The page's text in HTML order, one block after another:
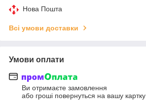
Нова Пошта
Всі умови доставки
Умови оплати
Ви отримаєте замовлення
або гроші повернуться на вашу картку